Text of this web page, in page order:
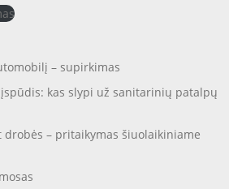
– supirkimas
kas slypi už sanitarinių patalpų
– pritaikymas šiuolaikiniame